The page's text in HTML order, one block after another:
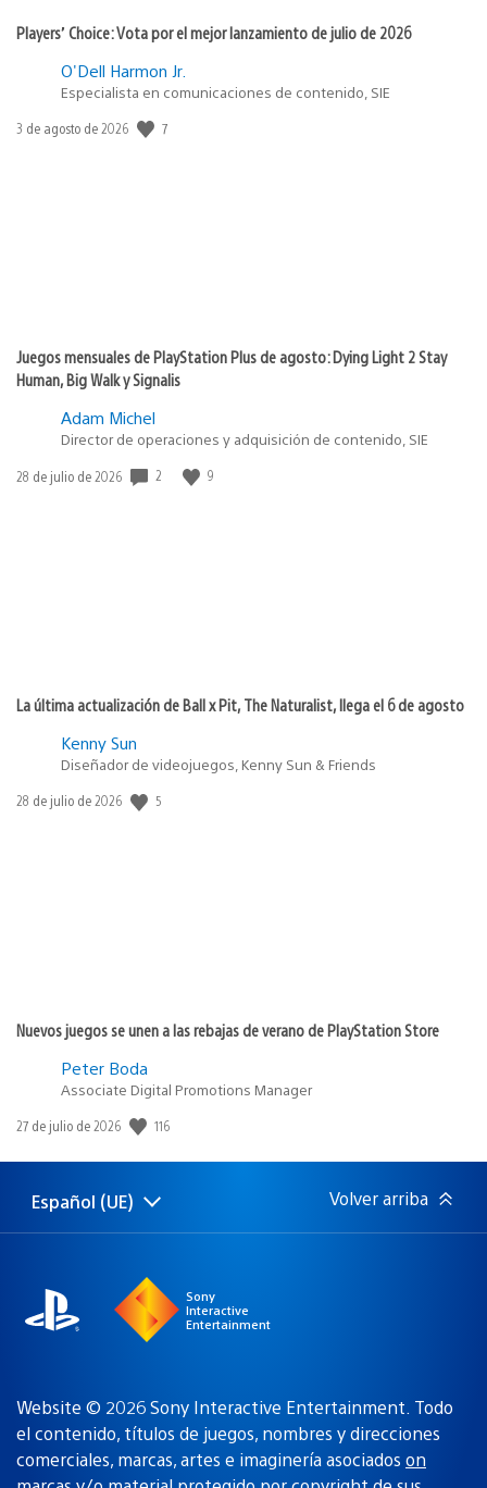
Players’ Choice: Vota por el mejor lanzamiento de julio de 2026
O'Dell Harmon Jr.
Especialista en comunicaciones de contenido, SIE
Fecha
3 de agosto de 2026 7
Juegos mensuales de PlayStation Plus de agosto: Dying Light 2 Stay
Human, Big Walk y Signalis
Adam Michel
Director de operaciones y adquisición de contenido, SIE
Fecha
28 de julio de 2026 2 9
La última actualización de Ball x Pit, The Naturalist, llega el 6 de agosto
Kenny Sun
Diseñador de videojuegos, Kenny Sun & Friends
Fecha
28 de julio de 2026 5
Nuevos juegos se unen a las rebajas de verano de PlayStation Store
Peter Boda
Associate Digital Promotions Manager
Fecha
publicación:
27 de julio de 2026 116
Selecciona
una
Región
actual:
Español (UE) Volver arriba
Sony
Interactive
Entertainment
Website © 2026 Sony Interactive Entertainment. Todo
el contenido, títulos de juegos, nombres y direcciones
comerciales, marcas, artes e imaginería asociados on